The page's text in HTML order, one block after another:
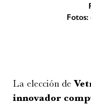
Fotos:
La elección de
innovador